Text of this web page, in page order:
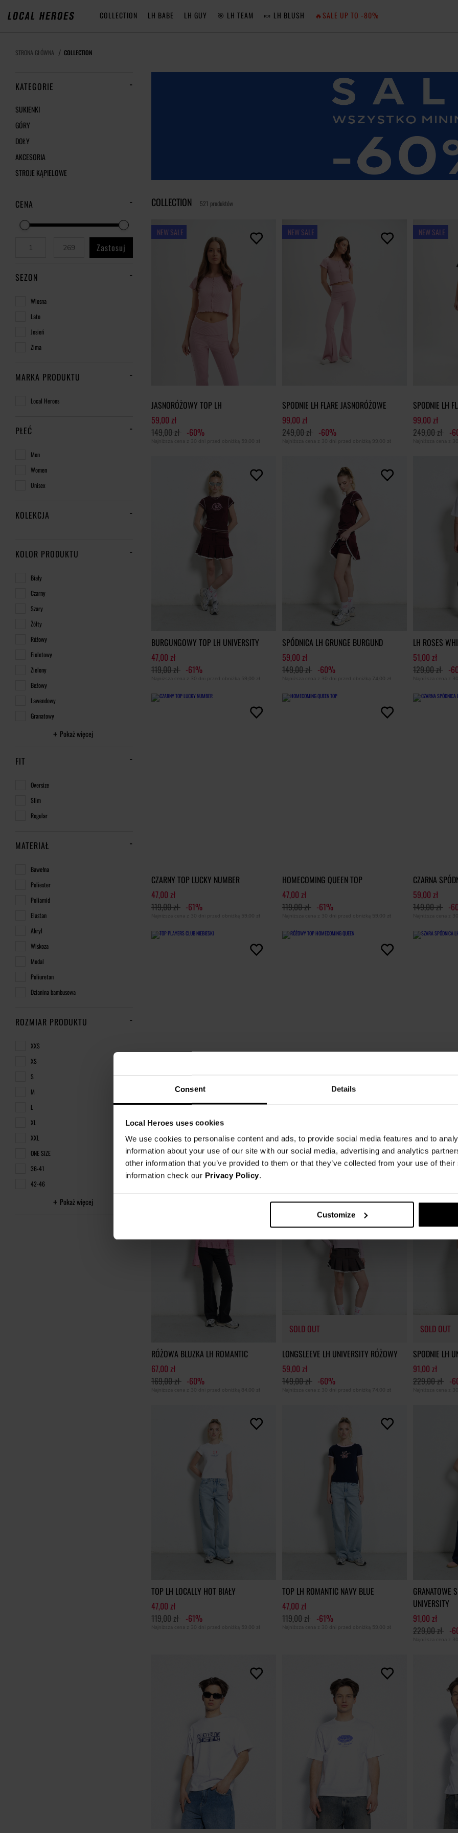
Consent Details
Local Heroes uses cookies
We use cookies to personalise content and ads, to provide social media features and to
information about your use of our site with our social media, advertising and analytics
other information that you’ve provided to them or that they’ve collected from your use of
information check our Privacy Policy.
Customize
COLLECTION LH BABE LH GUY 🎯 LH TEAM 🍬 LH BLUSH 🔥SALE UP TO -80%
NIE
STRONA GŁÓWNA COLLECTION
KATEGORIE
SUKIENKI
GÓRY
DOŁY
AKCESORIA
STROJE KĄPIELOWE
CENA
Zastosuj
SEZON
Wiosna
Lato
Jesień
Zima
MARKA PRODUKTU
Local Heroes
PŁEĆ
Men
Women
Unisex
KOLEKCJA
KOLOR PRODUKTU
Biały
Czarny
Szary
Żółty
Różowy
Fioletowy
Zielony
Beżowy
Lawendowy
Granatowy
Pokaż więcej
FIT
Oversize
Slim
Regular
MATERIAŁ
Bawełna
Poliester
Poliamid
Elastan
Akryl
Wiskoza
Modal
Poliuretan
Dzianina bambusowa
ROZMIAR PRODUKTU
XXS
XS
S
M
L
XL
XXL
ONE SIZE
36-41
42-46
Pokaż więcej
COLLECTION 521 produktów
NEW SALE
JASNORÓŻOWY TOP LH
59,00 zł
149,00 zł -60%
Najniższa cena z 30 dni przed obniżką 59,00 zł
NEW SALE
SPODNIE LH FLARE JASNORÓŻOWE
99,00 zł
249,00 zł -60%
Najniższa cena z 30 dni przed obniżką 99,00 zł
NEW SALE
SPODNIE LH
99,00 zł
249,00 zł -
Najniższa cena z
BURGUNGOWY TOP LH UNIVERSITY
47,00 zł
119,00 zł -61%
Najniższa cena z 30 dni przed obniżką 59,00 zł
SPÓDNICA LH GRUNGE BURGUND
59,00 zł
149,00 zł -60%
Najniższa cena z 30 dni przed obniżką 74,00 zł
LH ROSES
51,00 zł
129,00 zł -
Najniższa cena z
CZARNY TOP LUCKY NUMBER
47,00 zł
119,00 zł -61%
Najniższa cena z 30 dni przed obniżką 59,00 zł
HOMECOMING QUEEN TOP
47,00 zł
119,00 zł -61%
Najniższa cena z 30 dni przed obniżką 59,00 zł
CZARNA
59,00 zł
149,00 zł -
Najniższa cena z
TOP PLAYERS CLUB NIEBIESKI
119,00 zł -61%
Najniższa cena z 30 dni przed obniżką59,00 zł
119,00 zł -61%
Najniższa cena z 30 dni przed obniżką59,00 zł
149,00 zł -
Najniższa cena z
RÓŻOWA BLUZKA LH ROMANTIC
67,00 zł
169,00 zł -60%
Najniższa cena z 30 dni przed obniżką 84,00 zł
SOLD OUT
SOLD OUT
LONGSLEEVE LH UNIVERSITY RÓŻOWY
59,00 zł
149,00 zł -60%
Najniższa cena z 30 dni przed obniżką 74,00 zł
SOLD OUT
SOLD OUT
SPODNIE LH
91,00 zł
229,00 zł -
Najniższa cena z
TOP LH LOCALLY HOT BIAŁY
47,00 zł
119,00 zł -61%
Najniższa cena z 30 dni przed obniżką 59,00 zł
TOP LH ROMANTIC NAVY BLUE
47,00 zł
119,00 zł -61%
Najniższa cena z 30 dni przed obniżką 59,00 zł
GRANATOWE
UNIVERSITY
91,00 zł
229,00 zł -
Najniższa cena z